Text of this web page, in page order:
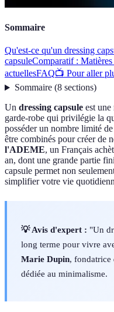
Sommaire
Qu'est-ce qu'un dressing
capsuleComparatif :
actuellesFAQ📺 Pour aller
Sommaire(8 sections)
Un dressing capsule est
garde-robe qui privilégie la
posséder un nombre limité
être combinés pour créer de
l'ADEME, un Français
an, dont une grande partie
capsule permet non
simplifier votre vie
💡 Avis d'expert : "Un
long terme pour vivre
Marie Dupin, fondatrice
dédiée au minimalisme.